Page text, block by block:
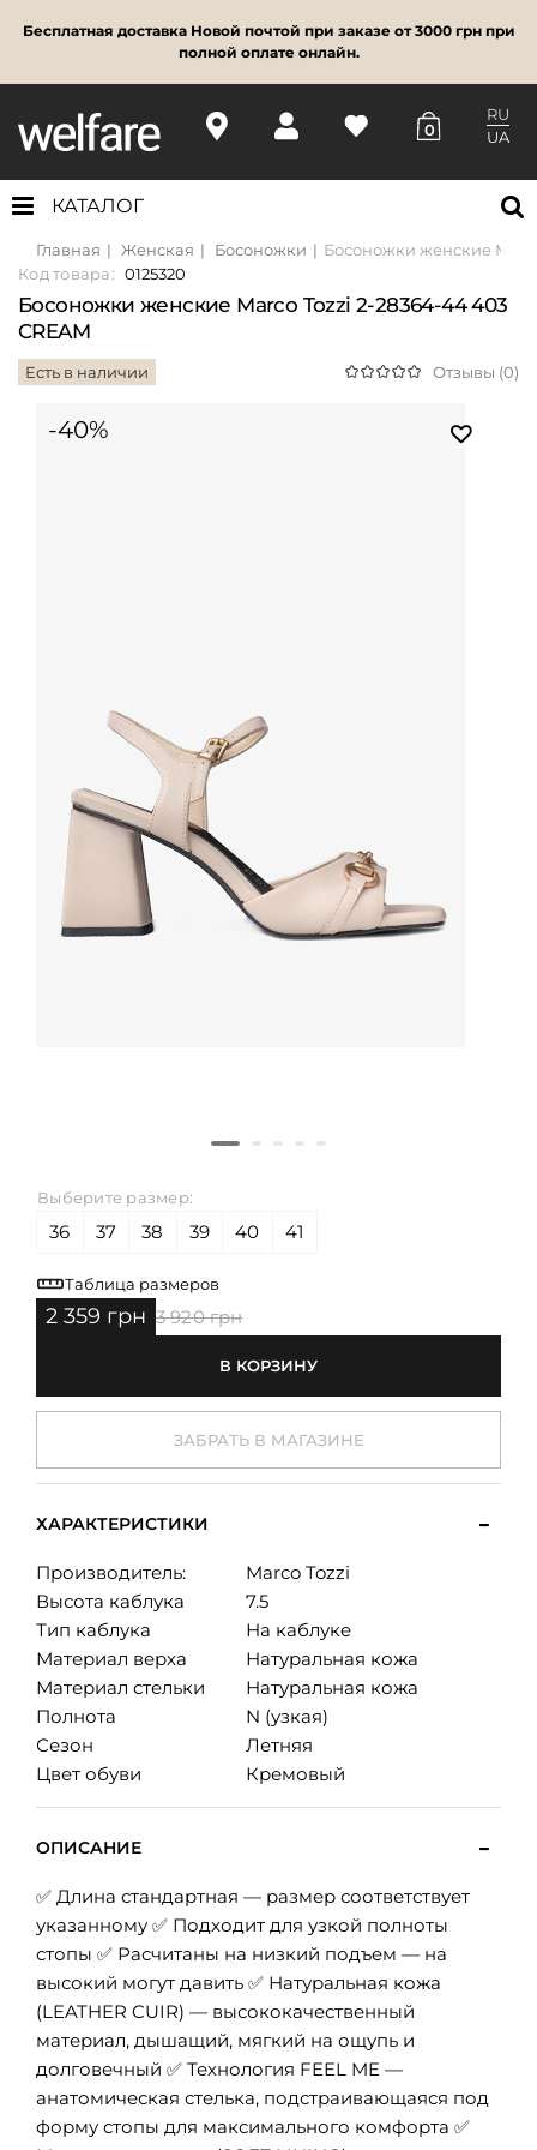
Бесплатная доставка Новой почтой при заказе от 3000 грн при
полной оплате онлайн.
0
RU
UA
КАТАЛОГ
Главная Женская Босоножки
Босоножки женские
Код товара: 0125320
Босоножки женские Marco Tozzi 2-28364-44 403
CREAM
Есть в наличии Отзывы (0)
-40%
Выберите размер:
36 37 38 39 40 41
Таблица размеров
2 359 грн 3 920 грн
В КОРЗИНУ
ЗАБРАТЬ В МАГАЗИНЕ
ХАРАКТЕРИСТИКИ
Производитель:
Marco Tozzi
Высота каблука
7.5
Тип каблука
На каблуке
Материал верха
Натуральная кожа
Материал стельки
Натуральная кожа
Полнота
N (узкая)
Сезон
Летняя
Цвет обуви
Кремовый
ОПИСАНИЕ
✅ Длина стандартная — размер соответствует
указанному ✅ Подходит для узкой полноты
стопы ✅ Расчитаны на низкий подъем — на
высокий могут давить ✅ Натуральная кожа
(LEATHER CUIR) — высококачественный
материал, дышащий, мягкий на ощупь и
долговечный ✅ Технология FEEL ME —
анатомическая стелька, подстраивающаяся под
форму стопы для максимального комфорта ✅